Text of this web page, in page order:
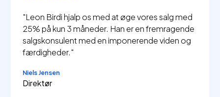
"Leon Birdi hjalp os med at øge vores salg med
25% på kun 3 måneder. Han er en fremragende
salgskonsulent med en imponerende viden og
færdigheder."
Niels Jensen
Direktør